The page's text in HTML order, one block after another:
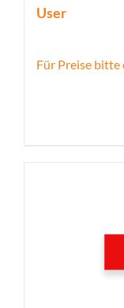
User
Für Preise